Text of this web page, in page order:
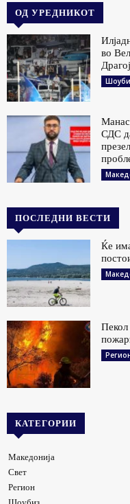
ОД УРЕДНИКОТ
во
СДС
ПОСЛЕДНИ ВЕСТИ
Ќе
КАТЕГОРИИ
Македонија
Свет
Регион